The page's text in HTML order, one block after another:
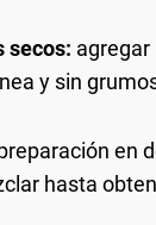
secos: agregar
y sin
en
hasta